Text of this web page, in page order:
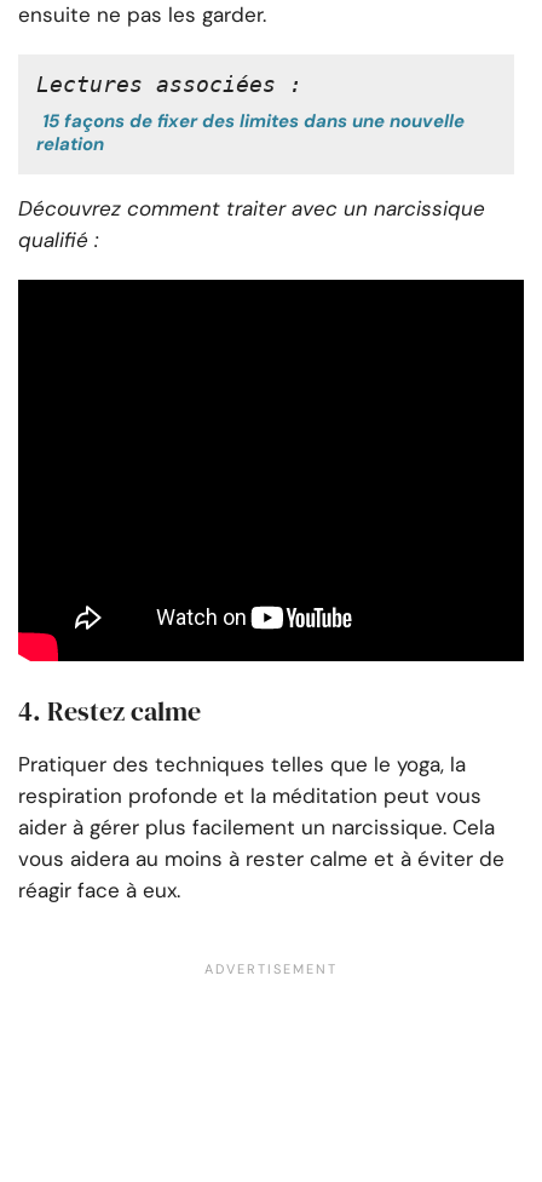
ensuite ne pas les garder.
Lectures associées :
15 façons de fixer des limites dans une nouvelle
relation
Découvrez comment traiter avec un narcissique
qualifié :
4. Restez calme
Pratiquer des techniques telles que le yoga, la
respiration profonde et la méditation peut vous
aider à gérer plus facilement un narcissique. Cela
vous aidera au moins à rester calme et à éviter de
réagir face à eux.